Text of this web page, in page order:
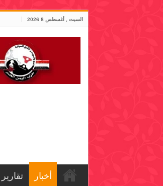
السبت , أغسطس 8 2026
أخبار